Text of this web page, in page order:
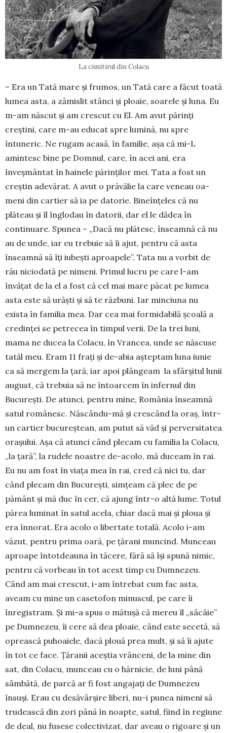
La cimitirul din Colacu
– Era un Tată mare și frumos, un Tată care a făcut toată
lumea asta, a ză­mislit stânci și ploaie, soarele și luna. Eu
m-am născut și am crescut cu El. Am avut părinți
creștini, care m-au educat spre lumină, nu spre
întuneric. Ne rugam acasă, în familie, așa că mi-L
amintesc bine pe Domnul, care, în acei ani, era
înveșmântat în hainele părinți­lor mei. Tata a fost un
creștin adevărat. A avut o prăvălie la care veneau oa­
meni din cartier să ia pe datorie. Bine­înțeles că nu
plăteau și îl înglodau în datorii, dar el le dădea în
continuare. Spunea – „Dacă nu plătesc, înseamnă că nu
au de unde, iar eu trebuie să îi ajut, pentru că asta
înseamnă să îți iubești aproapele”. Tata nu a vorbit de
rău niciodată pe nimeni. Primul lucru pe care l-am
învățat de la el a fost că cel mai mare păcat pe lumea
asta este să urăști și să te răzbuni. Iar minciuna nu
exista în familia mea. Dar cea mai formidabilă școală a
credinței se petre­cea în timpul verii. De la trei luni,
mama ne ducea la Colacu, în Vrancea, unde se născuse
tatăl meu. Eram 11 frați și de-abia așteptam luna iunie
ca să mergem la țară, iar apoi plângeam la sfârșitul lunii
august, că trebuia să ne întoarcem în infernul din
București. De atunci, pentru mine, România în­seam­nă
satul românesc. Născându-mă și crescând la oraș, într-
un cartier bucureștean, am putut să văd și perversitatea
orașului. Așa că atunci când plecam cu familia la Colacu,
„la țară”, la rudele noastre de-acolo, mă duceam în rai.
Eu nu am fost în viața mea în rai, cred că nici tu, dar
când plecam din Bu­curești, simțeam că plec de pe
pământ și mă duc în cer, că ajung într-o altă lume. Totul
părea luminat în satul acela, chiar dacă mai și ploua și
era înnorat. Era acolo o libertate totală. Acolo i-am
văzut, pen­tru prima oară, pe țărani muncind. Munceau
aproa­pe întotdeauna în tăcere, fără să își spună nimic,
pentru că vorbeau în tot acest timp cu Dumnezeu.
Când am mai crescut, i-am întrebat cum fac asta,
aveam cu mine un casetofon minuscul, pe care îi
înregistram. Și mi-a spus o mătușă că mereu îl „sâcâie”
pe Dumnezeu, îi cere să dea ploaie, când este secetă, să
oprească puhoaiele, dacă plouă prea mult, și să îi ajute
în tot ce face. Țăranii aceștia vrânceni, de la mine din
sat, din Colacu, munceau cu o hărnicie, de luni până
sâmbătă, de parcă ar fi fost angajați de Dumnezeu
însuși. Erau cu desă­vârșire liberi, nu-i punea nimeni să
trudească din zori până în noapte, satul, fiind în regiune
de deal, nu fusese colectivizat, dar aveau o rigoare și un